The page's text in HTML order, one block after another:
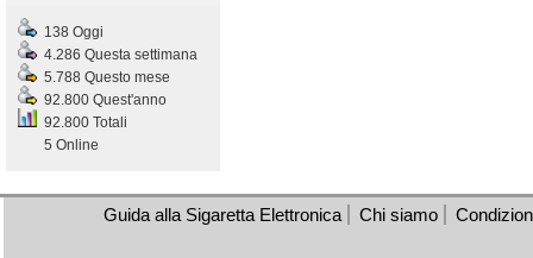
138 Oggi
4.286 Questa settimana
5.788 Questo mese
92.800 Quest'anno
92.800 Totali
5 Online
Guida alla Sigaretta Elettronica Chi siamo